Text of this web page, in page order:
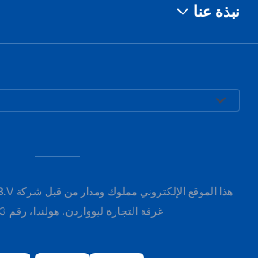
نبذة عنا
غرفة التجارة ليوواردن، هولندا، رقم 01104443